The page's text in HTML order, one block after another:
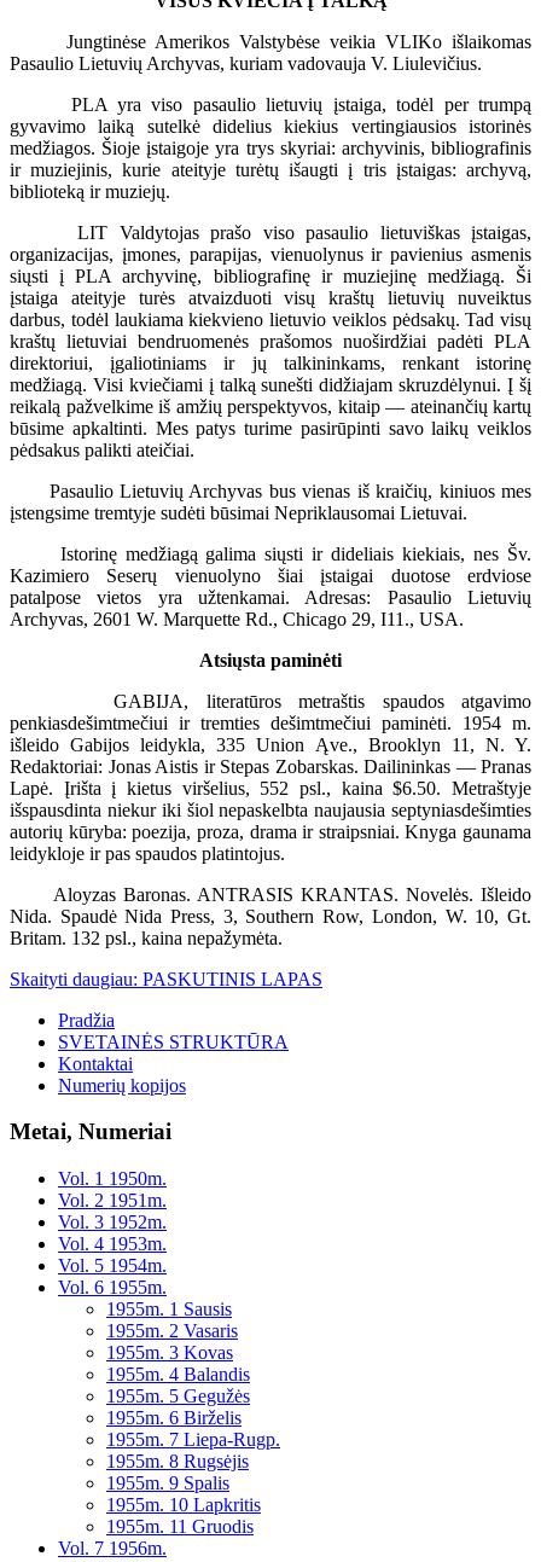
Jungtinėse Amerikos Valstybėse veikia VLIKo išlaikomas
Pasaulio Lietuvių Archyvas, kuriam vadovauja V. Liulevičius.
PLA yra viso pasaulio lietuvių įstaiga, todėl per trumpą
gyvavimo laiką sutelkė didelius kiekius vertingiausios istorinės
medžiagos. Šioje įstaigoje yra trys skyriai: archyvinis, bibliografinis
ir muziejinis, kurie ateityje turėtų išaugti į tris įstaigas: archyvą,
biblioteką ir muziejų.
LIT Valdytojas prašo viso pasaulio lietuviškas įstaigas,
organizacijas, įmones, parapijas, vienuolynus ir pavienius asmenis
siųsti į PLA archyvinę, bibliografinę ir muziejinę medžiagą. Ši
įstaiga ateityje turės atvaizduoti visų kraštų lietuvių nuveiktus
darbus, todėl laukiama kiekvieno lietuvio veiklos pėdsakų. Tad visų
kraštų lietuviai bendruomenės prašomos nuoširdžiai padėti PLA
direktoriui, įgaliotiniams ir jų talkininkams, renkant istorinę
medžiagą. Visi kviečiami į talką sunešti didžiajam skruzdėlynui. Į šį
reikalą pažvelkime iš amžių perspektyvos, kitaip — ateinančių kartų
būsime apkaltinti. Mes patys turime pasirūpinti savo laikų veiklos
pėdsakus palikti ateičiai.
Pasaulio Lietuvių Archyvas bus vienas iš kraičių, kiniuos mes
įstengsime tremtyje sudėti būsimai Nepriklausomai Lietuvai.
Istorinę medžiagą galima siųsti ir dideliais kiekiais, nes Šv.
Kazimiero Seserų vienuolyno šiai įstaigai duotose erdviose
patalpose vietos yra užtenkamai. Adresas: Pasaulio Lietuvių
Archyvas, 2601 W. Marquette Rd., Chicago 29, I11., USA.
Atsiųsta paminėti
GABIJA, literatūros metraštis spaudos atgavimo
penkiasdešimtmečiui ir tremties dešimtmečiui paminėti. 1954 m.
išleido Gabijos leidykla, 335 Union Ąve., Brooklyn 11, N. Y.
Redaktoriai: Jonas Aistis ir Stepas Zobarskas. Dailininkas — Pranas
Lapė. Įrišta į kietus viršelius, 552 psl., kaina $6.50. Metraštyje
išspausdinta niekur iki šiol nepaskelbta naujausia septyniasdešimties
autorių kūryba: poezija, proza, drama ir straipsniai. Knyga gaunama
leidykloje ir pas spaudos platintojus.
Aloyzas Baronas. ANTRASIS KRANTAS. Novelės. Išleido
Nida. Spaudė Nida Press, 3, Southern Row, London, W. 10, Gt.
Britam. 132 psl., kaina nepažymėta.
Skaityti daugiau: PASKUTINIS LAPAS
Pradžia
SVETAINĖS STRUKTŪRA
Kontaktai
Numerių kopijos
Metai, Numeriai
Vol. 1 1950m.
Vol. 2 1951m.
Vol. 3 1952m.
Vol. 4 1953m.
Vol. 5 1954m.
Vol. 6 1955m.
1955m. 1 Sausis
1955m. 2 Vasaris
1955m. 3 Kovas
1955m. 4 Balandis
1955m. 5 Gegužės
1955m. 6 Birželis
1955m. 7 Liepa-Rugp.
1955m. 8 Rugsėjis
1955m. 9 Spalis
1955m. 10 Lapkritis
1955m. 11 Gruodis
Vol. 7 1956m.